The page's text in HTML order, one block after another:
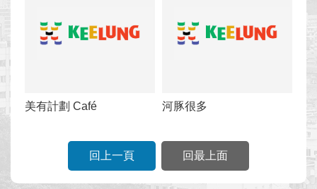
美有計劃 Café 河豚很多
回上一頁 回最上面